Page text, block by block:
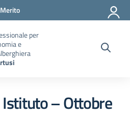
per
e
– Ottobre